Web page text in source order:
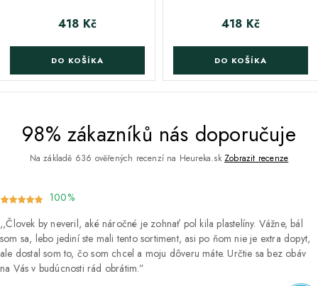
Cena
418 Kč
DO KOŠÍKA
Cena
418 Kč
DO KOŠÍKA
98% zákazníků nás doporučuje
Na základě 636 ověřených recenzí na Heureka.sk Zobrazit recenze
100%
Človek by neveril, aké náročné je zohnať pol kila plastelíny. Vážne, bál
som sa, lebo jediní ste mali tento sortiment, asi po ňom nie je extra dopyt,
ale dostal som to, čo som chcel a moju dôveru máte. Určtie sa bez obáv
na Vás v budúcnosti rád obrátim.